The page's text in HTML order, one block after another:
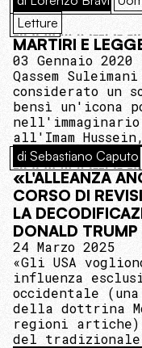
Letture
MARTIRI E
03 Gennaio 2020
Qassem
considerato un
bensì un'icona
all'Imam
di Sebastiano Caputo
«L'ALLEANZA
CORSO DI
LA
DONALD TRUMP
24 Marzo 2025
«Gli USA
influenza
occidentale
della dottrina
regioni
del